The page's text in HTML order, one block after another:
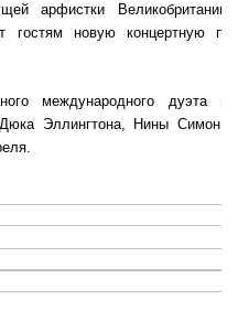
арфистки
гостям новую концертную
международного дуэта
Эллингтона, Нины Симон,